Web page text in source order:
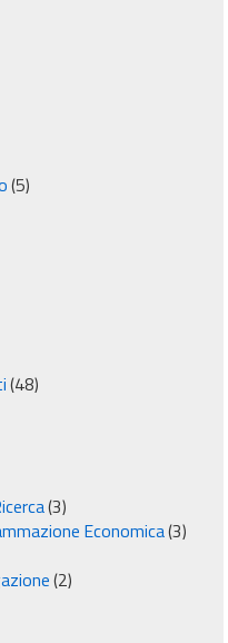
(5)
(48)
(3)
Economica(3)
(2)